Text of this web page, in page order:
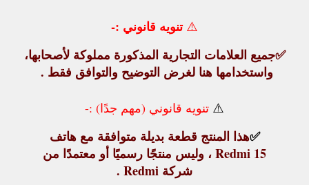
⚠️تنويه قانوني :-
✅جميع العلامات التجارية المذكورة مملوكة لأصحابها،
واستخدامها هنا لغرض التوضيح والتوافق فقط .
⚠️ تنويه قانوني (مهم جدًا) :-
✅هذا المنتج قطعة بديلة متوافقة مع هاتف
Redmi 15 ، وليس منتجًا رسميًا أو معتمدًا من
شركة Redmi .